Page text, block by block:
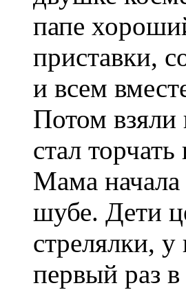
папе
приставки,
и всем
Потом взяли
стал
Мама начала
шубе. Дети
стрелялки,
первый раз